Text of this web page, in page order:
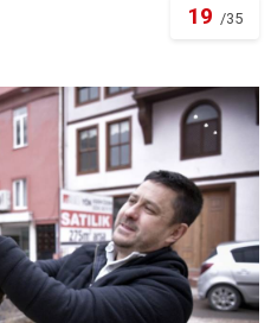
19 /35